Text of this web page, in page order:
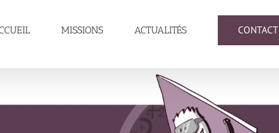
MISSIONS ACTUALITÉS CONTACT